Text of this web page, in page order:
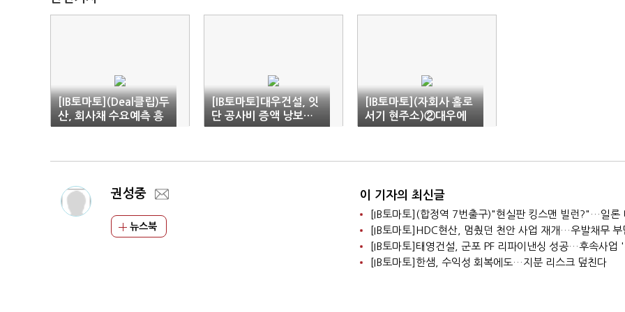
[IB토마토](Deal클립)두
산, 회사채 수요예측 흥
행…350억원 초과 발행
[IB토마토]대우건설, 잇
단 공사비 증액 낭보…
수익성 개선 시그널될까
[IB토마토](자회사 홀로
서기 현주소)②대우에
스티, 야심찬 출범 뒤 초
권성중
뉴스북
이 기자의 최신글
[IB토마토]태영건설, 군포 PF 리파이낸싱 성공…후속사업
[IB토마토]한샘, 수익성 회복에도…지분 리스크 덮친다